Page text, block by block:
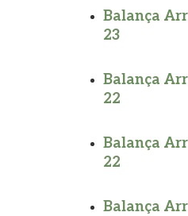
Balança
23
Balança
22
Balança
22
Balança